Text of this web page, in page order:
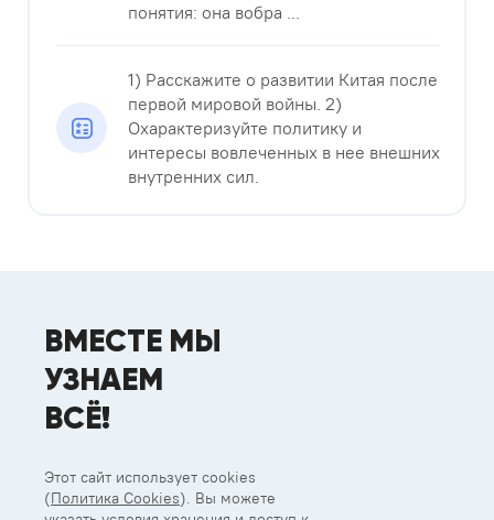
понятия: она вобра ...
1) Расскажите о развитии Китая после
первой мировой войны. 2)
Охарактеризуйте политику и
интересы вовлеченных в нее внешних
внутренних сил.
ВМЕСТЕ МЫ
УЗНАЕМ
ВСЁ!
Этот сайт использует cookies
(Политика Cookies). Вы можете